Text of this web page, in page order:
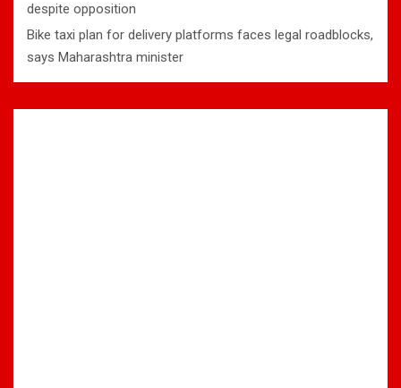
despite opposition
Bike taxi plan for delivery platforms faces legal roadblocks,
says Maharashtra minister